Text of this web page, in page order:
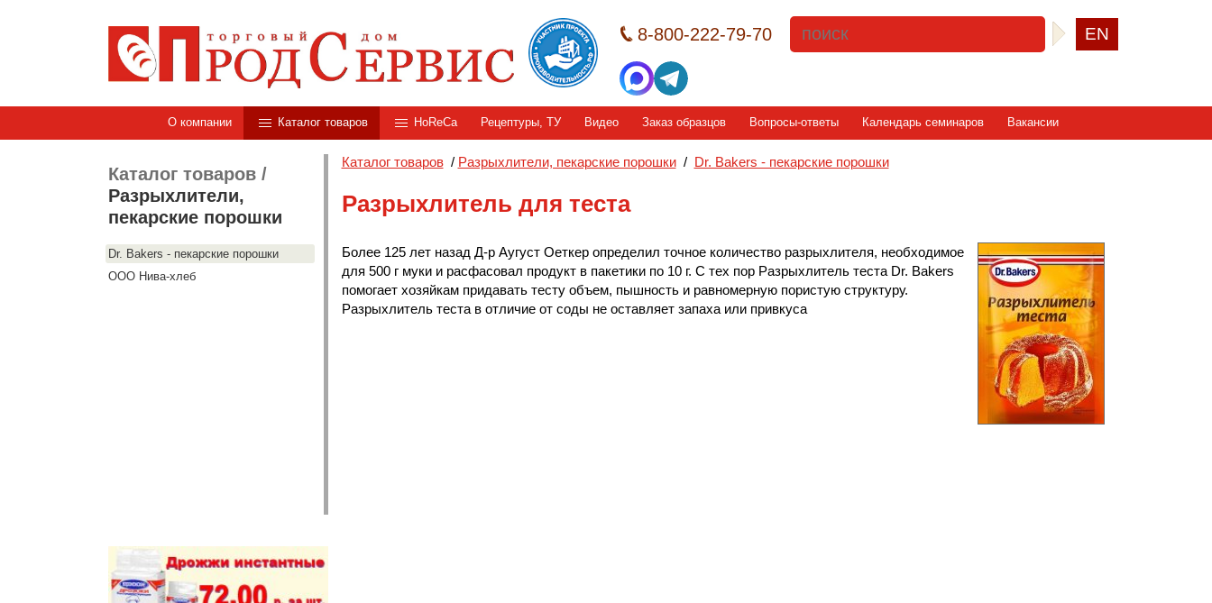
8-800-222-79-70 EN
О компании Каталог товаров HoReCa Рецептуры, ТУ Видео Заказ образцов Вопросы-ответы Календарь семинаров Вакансии
Каталог товаров/
Разрыхлители,
пекарские порошки
Dr. Bakers - пекарские порошки
ООО Нива-хлеб
Каталог товаров/ Разрыхлители, пекарские порошки/ Dr. Bakers - пекарские порошки
Разрыхлитель для теста
Более 125 лет назад Д-р Аугуст Оеткер определил точное количество разрыхлителя, необходимое
для 500 г муки и расфасовал продукт в пакетики по 10 г. С тех пор Разрыхлитель теста Dr. Bakers
помогает хозяйкам придавать тесту объем, пышность и равномерную пористую структуру.
Разрыхлитель теста в отличие от соды не оставляет запаха или привкуса